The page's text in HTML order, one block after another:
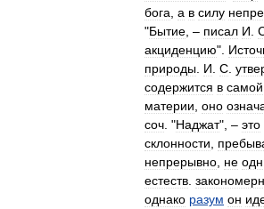
бога а в силу
"Бытие , – писал И
акциденцию".
природы И С
содержится в самой
материи оно
соч . "Наджат", – это
склонности
непрерывно не
естеств
однако разум он